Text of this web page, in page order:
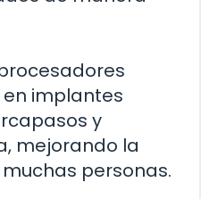
implantes
y
mejorando la
personas.